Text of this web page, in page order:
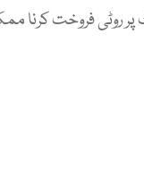
روٹی فروخت کرنا